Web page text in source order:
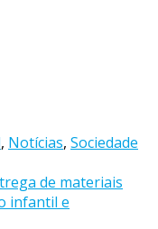
, Notícias, Sociedade